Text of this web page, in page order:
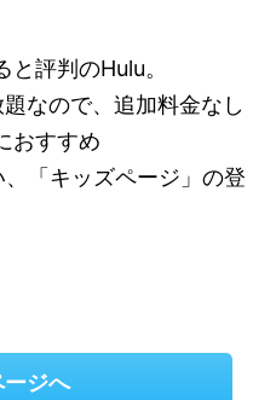
評判のHulu。
なので、追加料金なし
おすすめ
「キッズページ」の登
ジへ